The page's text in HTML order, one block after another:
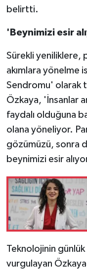
belirtti.
'Beynimizi esir
Sürekli yeniliklere,
akımlara yönelme
Sendromu' olarak
Özkaya, 'İnsanlar
faydalı olduğuna
olana yöneliyor.
gözümüzü, sonra
beynimizi esir
Teknolojinin
vurgulayan